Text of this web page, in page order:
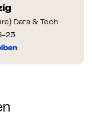
Data & Tech
23